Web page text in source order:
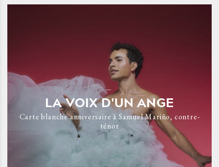
LA VOIX D'UN ANGE
Carte blanche anniversaire à Samuel Mariño, contre-
ténor